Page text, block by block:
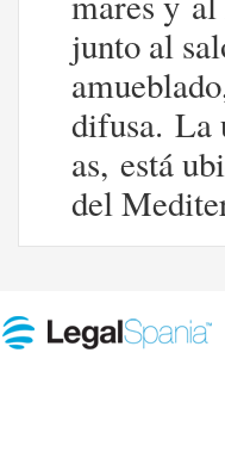
junto al
difusa. ​​La
as​, está
del